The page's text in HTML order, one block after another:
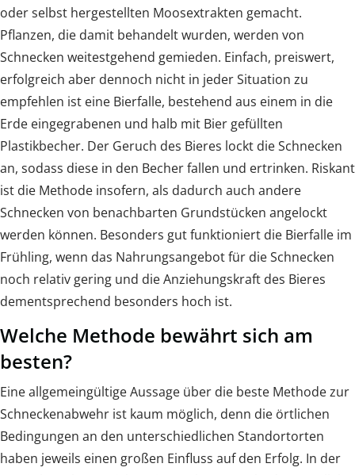
oder selbst hergestellten Moosextrakten gemacht.
Pflanzen, die damit behandelt wurden, werden von
Schnecken weitestgehend gemieden. Einfach, preiswert,
erfolgreich aber dennoch nicht in jeder Situation zu
empfehlen ist eine Bierfalle, bestehend aus einem in die
Erde eingegrabenen und halb mit Bier gefüllten
Plastikbecher. Der Geruch des Bieres lockt die Schnecken
an, sodass diese in den Becher fallen und ertrinken. Riskant
ist die Methode insofern, als dadurch auch andere
Schnecken von benachbarten Grundstücken angelockt
werden können. Besonders gut funktioniert die Bierfalle im
Frühling, wenn das Nahrungsangebot für die Schnecken
noch relativ gering und die Anziehungskraft des Bieres
dementsprechend besonders hoch ist.
Welche Methode bewährt sich am
besten?
Eine allgemeingültige Aussage über die beste Methode zur
Schneckenabwehr ist kaum möglich, denn die örtlichen
Bedingungen an den unterschiedlichen Standortorten
haben jeweils einen großen Einfluss auf den Erfolg. In der